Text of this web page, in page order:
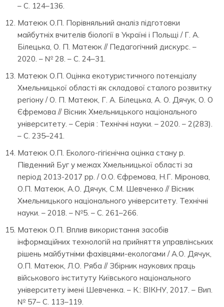
– С. 124–136.
Матеюк О.П. Порівняльний аналіз підготовки
майбутніх вчителів біології в Україні і Польщі / Г. А.
Білецька, О. П. Матеюк // Педагогічний дискурс. –
2020. – № 28. – С. 24–31.
Матеюк О.П. Оцінка екотуристичного потенціалу
Хмельницької області як складової сталого розвитку
регіону / О. П. Матеюк, Г. А. Білецька, А. О. Дячук, О. О
Єфремова // Вісник Хмельницького національного
університету. – Серія : Технічні науки. – 2020. – 2(283).
– С. 235–241.
Матеюк О.П. Еколого-гігієнічна оцінка стану р.
Південний Буг у межах Хмельницької області за
період 2013-2017 рр. / О.О. Єфремова, Н.Г. Міронова,
О.П. Матеюк, А.О. Дячук, С.М. Шевченко // Вісник
Хмельницького національного університету. Технічні
науки. – 2018. – №5. – С. 261–266.
Матеюк О.П. Вплив використання засобів
інформаційних технологій на прийняття управлінських
рішень майбутніми фахівцями-екологами / А.О. Дячук,
О.П. Матеюк, Л.О. Ряба // Збірник наукових праць
військового інституту Київського національного
університету імені Шевченка. – К.: ВІКНУ, 2017. – Вип.
№ 57– С. 113–119.